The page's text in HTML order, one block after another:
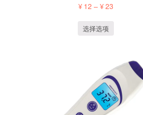
¥ 12 – ¥23
选择选项